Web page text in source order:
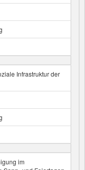
Infrastruktur der
im